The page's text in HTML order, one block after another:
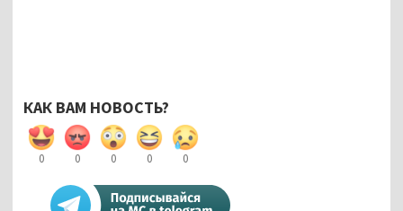
КАК ВАМ НОВОСТЬ?
0 0 0 0 0